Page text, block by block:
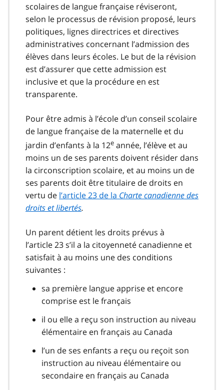
scolaires de langue française réviseront,
selon le processus de révision proposé, leurs
politiques, lignes directrices et directives
administratives concernant l’admission des
élèves dans leurs écoles. Le but de la révision
est d’assurer que cette admission est
inclusive et que la procédure en est
transparente.
Pour être admis à l’école d’un conseil scolaire
de langue française de la maternelle et du
jardin d’enfants à la 12e année, l’élève et au
moins un de ses parents doivent résider dans
la circonscription scolaire, et au moins un de
ses parents doit être titulaire de droits en
vertu de l’article 23 de la Charte canadienne des
droits et libertés.
Un parent détient les droits prévus à
l’article 23 s’il a la citoyenneté canadienne et
satisfait à au moins une des conditions
suivantes :
sa première langue apprise et encore
comprise est le français
il ou elle a reçu son instruction au niveau
élémentaire en français au Canada
l’un de ses enfants a reçu ou reçoit son
instruction au niveau élémentaire ou
secondaire en français au Canada